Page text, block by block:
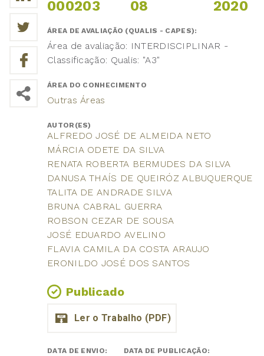
000203 08 2020
ÁREA DE AVALIAÇÃO (QUALIS - CAPES):
Área de avaliação: INTERDISCIPLINAR -
Classificação: Qualis: "A3"
ÁREA DO CONHECIMENTO
Outras Áreas
AUTOR(ES)
ALFREDO JOSÉ DE ALMEIDA NETO
MÁRCIA ODETE DA SILVA
RENATA ROBERTA BERMUDES DA SILVA
DANUSA THAÍS DE QUEIRÓZ ALBUQUERQUE
TALITA DE ANDRADE SILVA
BRUNA CABRAL GUERRA
ROBSON CEZAR DE SOUSA
JOSÉ EDUARDO AVELINO
FLAVIA CAMILA DA COSTA ARAUJO
ERONILDO JOSÉ DOS SANTOS
Publicado
DATA DE ENVIO: DATA DE PUBLICAÇÃO: